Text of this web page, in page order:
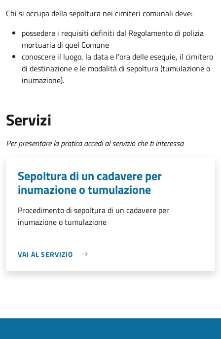
Chi si occupa della sepoltura nei cimiteri comunali deve:
possedere i requisiti definiti dal Regolamento di polizia
mortuaria di quel Comune
conoscere il luogo, la data e l'ora delle esequie, il cimitero
di destinazione e le modalità di sepoltura (tumulazione o
inumazione).
Servizi
Per presentare la pratica accedi al servizio che ti interessa
Sepoltura di un cadavere per
inumazione o tumulazione
Procedimento di sepoltura di un cadavere per
inumazione o tumulazione
VAI AL SERVIZIO